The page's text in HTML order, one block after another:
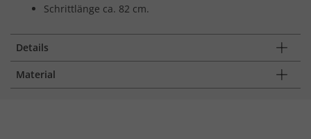
Schrittlänge ca. 82 cm.
Details
Material